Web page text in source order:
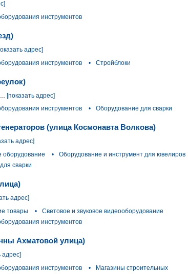
инструментов
адрес]
инструментов • Стройблоки
[показать адрес]
инструментов • Оборудование для сварки
(улица Космонавта Волкова)
адрес]
оборудование •
Оборудование и инструмент для ювелиров
сварки
адрес]
товары •
Световое и звуковое видеооборудование
инструментов
Ахматовой улица)
адрес]
инструментов •
Магазины строительных